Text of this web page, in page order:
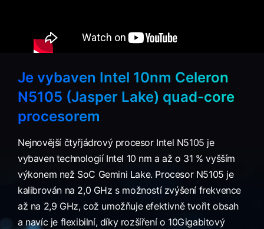
Je vybaven Intel 10nm Celeron
N5105 (Jasper Lake) quad-core
procesorem
Nejnovější čtyřjádrový procesor Intel N5105 je
vybaven technologií Intel 10 nm a až o 31 % vyšším
výkonem než SoC Gemini Lake. Procesor N5105 je
kalibrován na 2,0 GHz s možností zvýšení frekvence
až na 2,9 GHz, což umožňuje efektivně tvořit obsah
a navíc je flexibilní, díky rozšíření o 10Gigabitový